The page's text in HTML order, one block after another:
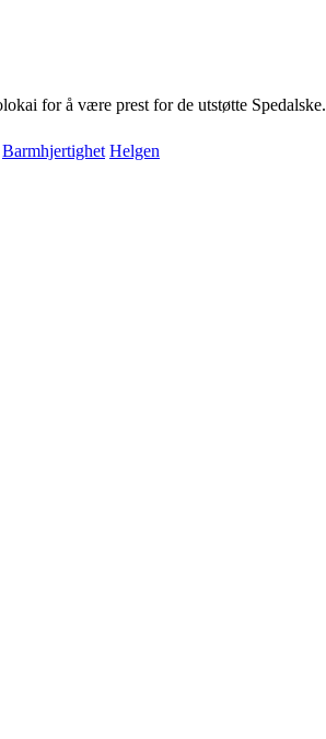
for å være prest for de utstøtte Spedalske.
Barmhjertighet Helgen